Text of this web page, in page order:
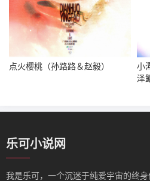
点火樱桃（孙路路＆赵毅）
小
泽
乐可小说网
我是‌乐可，一个沉迷于纯爱宇宙的终